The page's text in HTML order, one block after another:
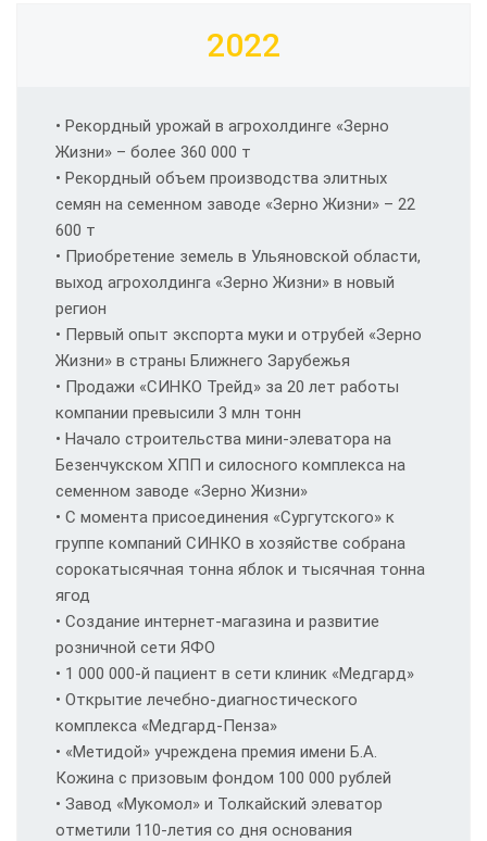
2022
• Рекордный урожай в агрохолдинге «Зерно
Жизни» – более 360 000 т
• Рекордный объем производства элитных
семян на семенном заводе «Зерно Жизни» – 22
600 т
• Приобретение земель в Ульяновской области,
выход агрохолдинга «Зерно Жизни» в новый
регион
• Первый опыт экспорта муки и отрубей «Зерно
Жизни» в страны Ближнего Зарубежья
• Продажи «СИНКО Трейд» за 20 лет работы
компании превысили 3 млн тонн
• Начало строительства мини-элеватора на
Безенчукском ХПП и силосного комплекса на
семенном заводе «Зерно Жизни»
• С момента присоединения «Сургутского» к
группе компаний СИНКО в хозяйстве собрана
сорокатысячная тонна яблок и тысячная тонна
ягод
• Создание интернет-магазина и развитие
розничной сети ЯФО
• 1 000 000-й пациент в сети клиник «Медгард»
• Открытие лечебно-диагностического
комплекса «Медгард-Пенза»
• «Метидой» учреждена премия имени Б.А.
Кожина с призовым фондом 100 000 рублей
• Завод «Мукомол» и Толкайский элеватор
отметили 110-летия со дня основания